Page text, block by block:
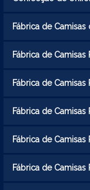
Fábrica de
Fábrica de
Fábrica de
Fábrica de
Fábrica de Camisas
Fábrica de Camisas